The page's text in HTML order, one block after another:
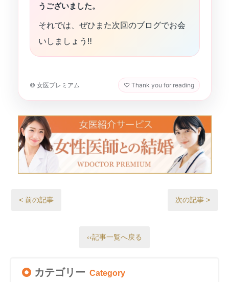
うございました。
それでは、ぜひまた次回のブログでお会
いしましょう‼︎
© 女医プレミアム ♡ Thank you for reading
< 前の記事 次の記事 >
‹‹記事一覧へ戻る
カテゴリー Category